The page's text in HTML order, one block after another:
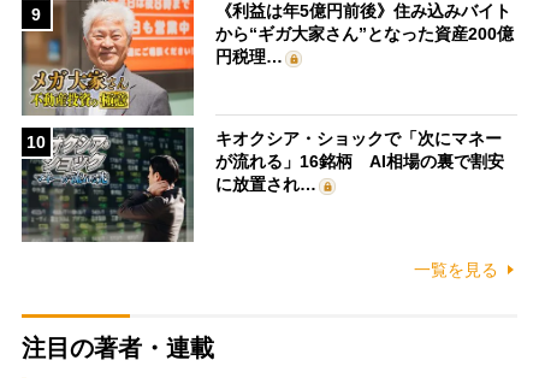
9
《利益は年5億円前後》住み込みバイト
から“ギガ大家さん”となった資産200億
円税理…
10
キオクシア・ショックで「次にマネー
が流れる」16銘柄 AI相場の裏で割安
に放置され…
一覧を見る
注目の著者・連載